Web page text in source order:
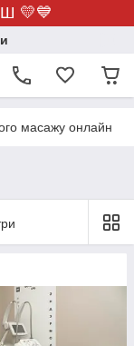
💛💙
масажу онлайн